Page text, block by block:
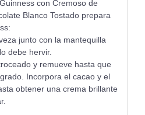
con Cremoso de
Blanco Tostado prepara
junto con la mantequilla
debe hervir.
y remueve hasta que
Incorpora el cacao y el
obtener una crema brillante